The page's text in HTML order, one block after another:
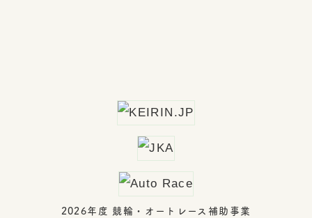
2026年度 競輪・オートレース補助事業